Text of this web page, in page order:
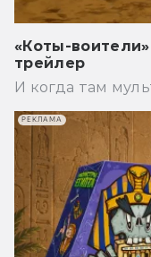
«Коты-
трейлер
И когда там
РЕКЛАМА